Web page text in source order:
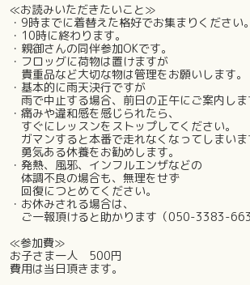
≪お読みいただきたいこと≫
・9時までに着替えた格好でお集まりください。
・10時に終わります。
・親御さんの同伴参加OKです。
・フロッグに荷物は置けますが
貴重品など大切な物は管理をお願いします。
・基本的に雨天決行ですが
雨で中止する場合、前日の正午にご案内しま
・痛みや違和感を感じられたら、
すぐにレッスンをストップしてください。
ガマンすると本番で走れなくなってしまいま
勇気ある休養をお勧めします。
・発熱、風邪、インフルエンザなどの
体調不良の場合も、無理をせず
回復につとめてください。
・お休みされる場合は、
ご一報頂けると助かります（050-3383-
≪参加費≫
お子さま一人 500円
費用は当日頂きます。